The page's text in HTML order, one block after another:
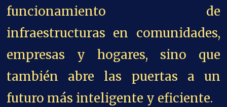
funcionamiento de
infraestructuras en comunidades,
empresas y hogares, sino que
también abre las puertas a un
futuro más inteligente y eficiente.